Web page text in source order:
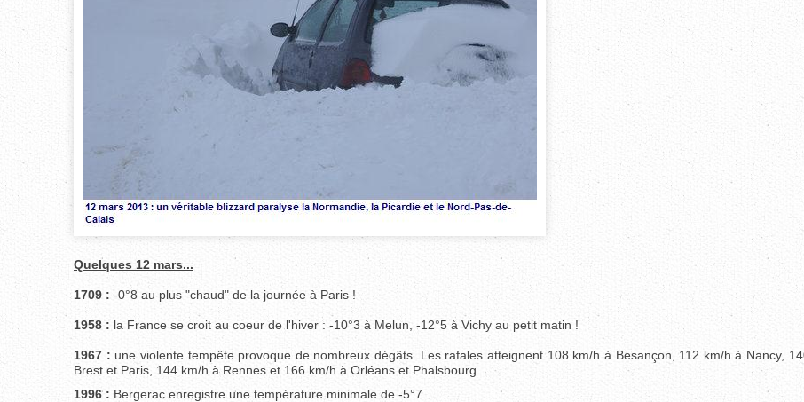
Quelques 12 mars...
1709 : -0°8 au plus "chaud" de la journée à Paris !
1958 : la France se croit au coeur de l'hiver : -10°3 à Melun, -12°5 à Vichy au petit matin !
1967 : une violente tempête provoque de nombreux dégâts. Les rafales atteignent 108 km/h à Besançon, 112 km/h à Nancy,
Brest et Paris, 144 km/h à Rennes et 166 km/h à Orléans et Phalsbourg.
1996 : Bergerac enregistre une température minimale de -5°7.